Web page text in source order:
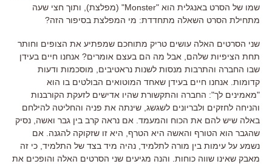
שמו של הסרט באנגלית הוא "Monster" ( מפלצת), ותוך חצי שעה
מתחילת הסרט השאלה מתחדדת: מי המפלצת בסיפור הזה?
שני הסרטים האלה עושים טריק מתוחכם שמפתיע את הצופים וחותר
תחת הציפיות שלהם
אבל מה הם בעצם אומרים? אנחנו חיים בעידן
שבו החברה והתרבות מנסות לשנות נראטיבים
מוסכמות ודעות
קדומות אנחנו חיים בעידן שאחד המוטואים הבולטים בו הוא
"מאמינים לך": החברה והתקשורת שהיו אדישים לזעקת הקורבנות
והניחה לחזקים ולבריונים לשגשג שינתה את פניה והחליטה להילחם
באלה שיש להם את הכוח והמעמד אם נראה קרב בין גבר ואשה נסיק
שהגבר הוא הטורף והאשה היא הטרף
היא זו שזקוקה להגנה
אם
נשמע על עימות בין מורה לתלמיד נהיה מיד בצד של התלמיד כי זה
מאבק שאינו שווה כוחות והנה מגיעים שני הסרטים האלה והופכים את